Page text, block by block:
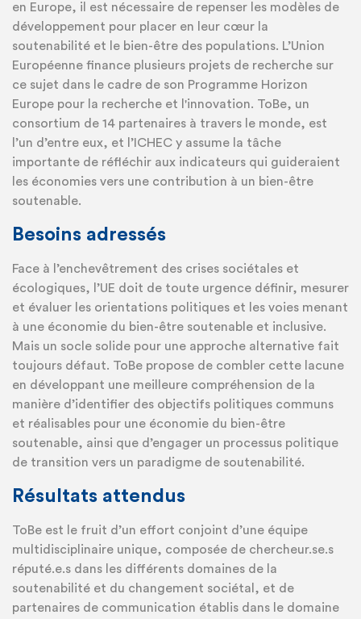
en Europe, il est nécessaire de repenser les modèles de
développement pour placer en leur cœur la
soutenabilité et le bien-être des populations. L’Union
Européenne finance plusieurs projets de recherche sur
ce sujet dans le cadre de son Programme Horizon
Europe pour la recherche et l'innovation. ToBe, un
consortium de 14 partenaires à travers le monde, est
l’un d’entre eux, et l’ICHEC y assume la tâche
importante de réfléchir aux indicateurs qui guideraient
les économies vers une contribution à un bien-être
soutenable.
Besoins adressés
Face à l’enchevêtrement des crises sociétales et
écologiques, l’UE doit de toute urgence définir, mesurer
et évaluer les orientations politiques et les voies menant
à une économie du bien-être soutenable et inclusive.
Mais un socle solide pour une approche alternative fait
toujours défaut. ToBe propose de combler cette lacune
en développant une meilleure compréhension de la
manière d’identifier des objectifs politiques communs
et réalisables pour une économie du bien-être
soutenable, ainsi que d’engager un processus politique
de transition vers un paradigme de soutenabilité.
Résultats attendus
ToBe est le fruit d’un effort conjoint d’une équipe
multidisciplinaire unique, composée de chercheur.se.s
réputé.e.s dans les différents domaines de la
soutenabilité et du changement sociétal, et de
partenaires de communication établis dans le domaine